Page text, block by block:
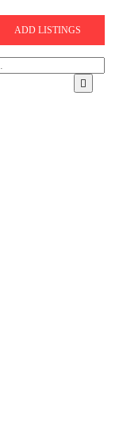
ADD LISTINGS